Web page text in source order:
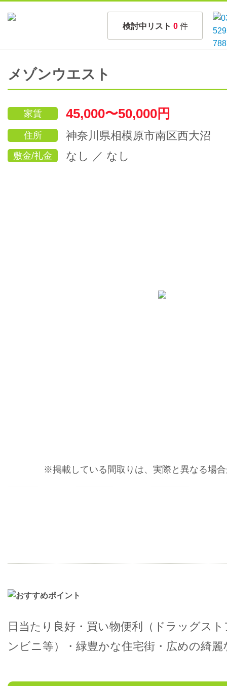
検討中リスト 0 件
メゾンウエスト
家賃 45,000〜50,000円
住所 神奈川県相模原市南区西大沼
敷金/礼金 なし ／ なし
※掲載している間取りは、実際と異なる場
日当たり良好・買い物便利（ドラッグス
ンビニ等）・緑豊かな住宅街・広めの綺